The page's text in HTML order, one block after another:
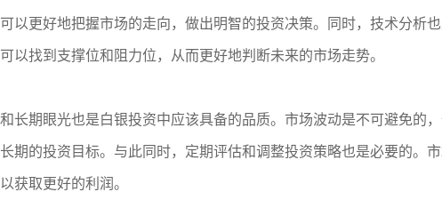
以更好地把握市场的走向，做出明智的投资决策。同时，技术分析
以找到支撑位和阻力位，从而更好地判断未来的市场走势。
长期眼光也是白银投资中应该具备的品质。市场波动是不可避免的
期的投资目标。与此同时，定期评估和调整投资策略也是必要的。
获取更好的利润。